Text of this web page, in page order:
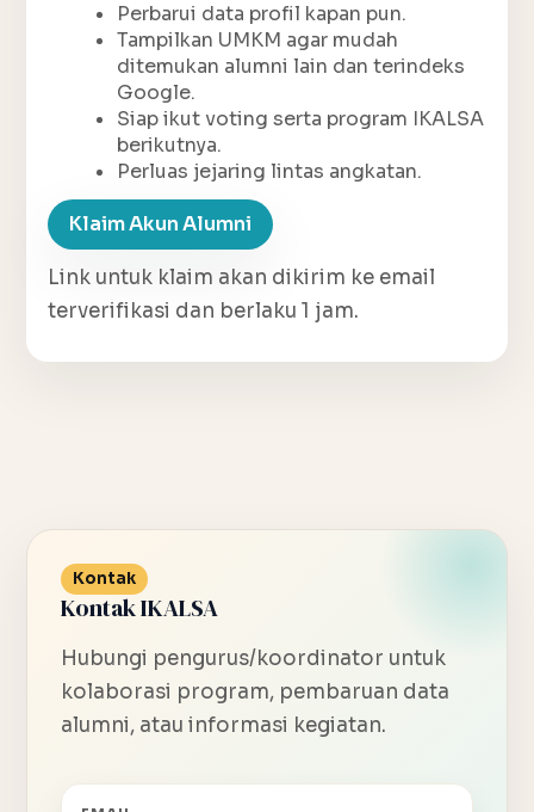
Perbarui data profil kapan pun.
Tampilkan UMKM agar mudah
ditemukan alumni lain dan terindeks
Google.
Siap ikut voting serta program IKALSA
berikutnya.
Perluas jejaring lintas angkatan.
Klaim Akun Alumni
Link untuk klaim akan dikirim ke email
terverifikasi dan berlaku 1 jam.
Kontak
Kontak IKALSA
Hubungi pengurus/koordinator untuk
kolaborasi program, pembaruan data
alumni, atau informasi kegiatan.